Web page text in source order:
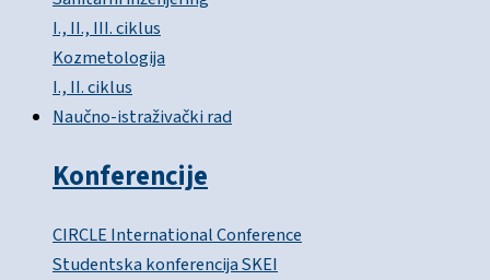
I., II., III. ciklus
Kozmetologija
I., II. ciklus
Naučno-istraživački rad
Konferencije
CIRCLE International Conference
Studentska konferencija SKEI